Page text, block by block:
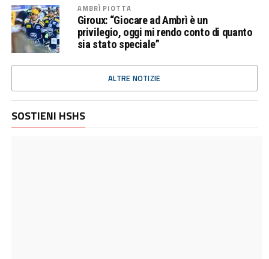
AMBRÌ PIOTTA
Giroux: “Giocare ad Ambrì è un
privilegio, oggi mi rendo conto di quanto
sia stato speciale”
ALTRE NOTIZIE
SOSTIENI HSHS